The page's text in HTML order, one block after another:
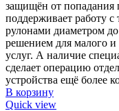
защищён от попадания
поддерживает работу
рулонами диаметром
решением для малого и
услуг. А наличие
сделает операцию
устройства ещё более
В корзину
Quick view